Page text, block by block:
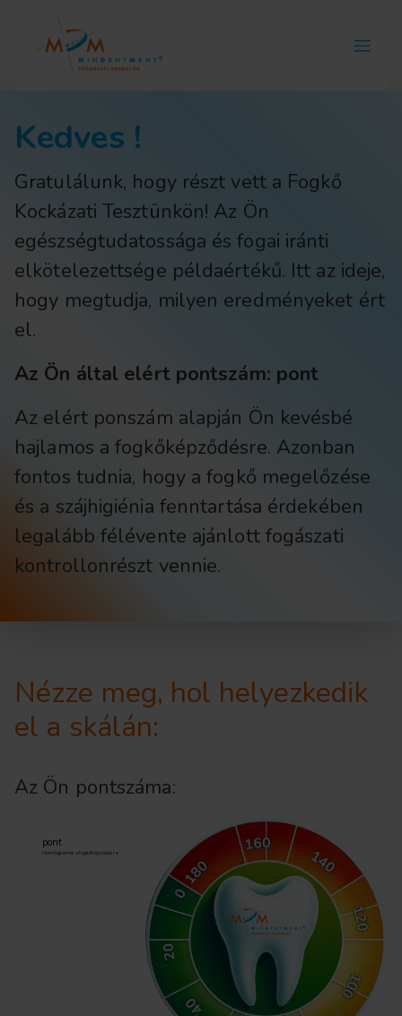
Kedves !
Gratulálunk, hogy részt vett a Fogkő
Kockázati Tesztünkön! Az Ön
egészségtudatossága és fogai iránti
elkötelezettsége példaértékű. Itt az ideje,
hogy megtudja, milyen eredményeket ért
el.
Az Ön által elért pontszám: pont
Az elért ponszám alapján Ön kevésbé
hajlamos a fogkőképződésre. Azonban
fontos tudnia, hogy a fogkő megelőzése
és a szájhigiénia fenntartása érdekében
legalább félévente ajánlott fogászati
kontrollonrészt vennie.
Nézze meg, hol helyezkedik
el a skálán:
Az Ön pontszáma:
pont
Nem hajlamos a fogkőképződésre